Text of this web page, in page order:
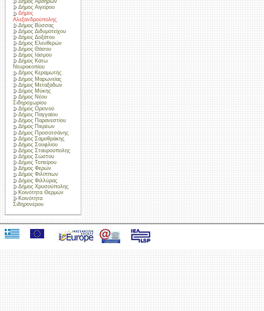
Δήμος Αβδήρων
Δήμος Αιγείρου
Δήμος
Αλεξανδρούπολης
Δήμος Βύσσας
Δήμος Διδυμοτείχου
Δήμος Δοξάτου
Δήμος Ελευθερών
Δήμος Θάσου
Δήμος Ιάσμου
Δήμος Κάτω
Νευροκοπίου
Δήμος Κεραμωτής
Δήμος Μαρωνείας
Δήμος Μεταξάδων
Δήμος Μύκης
Δήμος Νέου
Σιδηροχωρίου
Δήμος Ορεινού
Δήμος Παγγαίου
Δήμος Παρανεστίου
Δήμος Πιερέων
Δήμος Προσοτσάνης
Δήμος Σαμοθράκης
Δήμος Σουφλίου
Δήμος Σταυρούπολης
Δήμος Σώστου
Δήμος Τοπείρου
Δήμος Φερών
Δήμος Φιλίππων
Δήμος Φιλλύρας
Δήμος Χρυσούπολης
Κοινότητα Θερμών
Κοινότητα
Σιδηρονέρου